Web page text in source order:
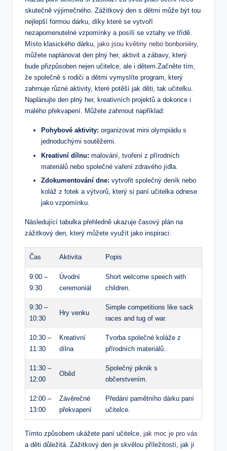
skutečně výjimečného. Zážitkový den s dětmi může být tou
nejlepší formou dárku, díky které se vytvoří
nezapomenutelné vzpomínky a posílí se vztahy ve třídě.
Místo klasického dárku, jako jsou květiny nebo bonboniéry,
můžete naplánovat den plný her, aktivit a zábavy, který
bude přizpůsoben nejen učitelce, ale i dětem.Začněte tím,
že společně s rodiči a dětmi vymyslíte program, který
zahrnuje různé aktivity, které potěší jak děti, tak učitelku.
Naplánujte den plný her, kreativních projektů a dokonce i
malého překvapení. Můžete zahrnout například:
Pohybové aktivity: organizovat mini olympiádu s
jednoduchými soutěžemi.
Kreativní dílnu: malování, tvoření z přírodních
materiálů nebo společné vaření zdravého jídla.
Zdokumentování dne: vytvořit společný deník nebo
koláž z fotek a výtvorů, který si paní učitelka odnese
jako vzpomínku.
Následující tabulka přehledně ukazuje časový plán na
zážitkový den, který můžete využít jako inspiraci:
Čas Aktivita Popis
9:00 –
9:30
Úvodní
ceremoniál
Short welcome speech with
children.
9:30 –
10:30
Hry venku
Simple competitions like sack
races and tug of war.
10:30 –
11:30
Kreativní
dílna
Tvorba společné koláže z
přírodních materiálů.
11:30 –
12:00
Oběd
Společný piknik s
občerstvením.
12:00 –
13:00
Závěrečné
překvapení
Předání pamětního dárku paní
učitelce.
Tímto způsobem ukážete paní učitelce, jak moc je pro vás
a děti důležitá. Zážitkový den je skvělou příležitostí, jak ji